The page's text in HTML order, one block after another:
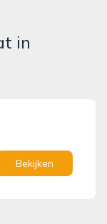
in
Bekijken